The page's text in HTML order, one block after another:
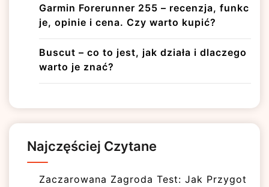
Garmin Forerunner 255 – recenzja, funkc
je, opinie i cena. Czy warto kupić?
Buscut – co to jest, jak działa i dlaczego
warto je znać?
Najczęściej Czytane
Zaczarowana Zagroda Test: Jak Przygot